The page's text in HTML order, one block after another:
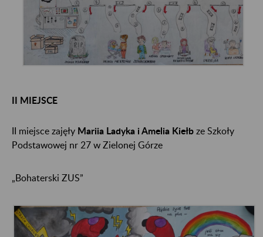
II MIEJSCE
II miejsce zajęły Mariia Ladyka i Amelia Kiełb ze Szkoły
Podstawowej nr 27 w Zielonej Górze
„Bohaterski ZUS”